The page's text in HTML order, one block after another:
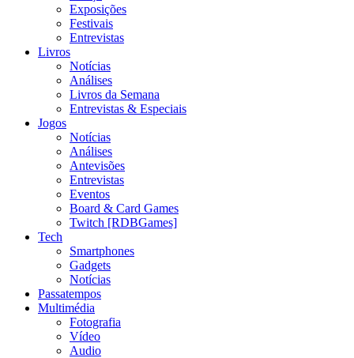
Exposições
Festivais
Entrevistas
Livros
Notícias
Análises
Livros da Semana
Entrevistas & Especiais
Jogos
Notícias
Análises
Antevisões
Entrevistas
Eventos
Board & Card Games
Twitch [RDBGames]
Tech
Smartphones
Gadgets
Notícias
Passatempos
Multimédia
Fotografia
Vídeo
Audio